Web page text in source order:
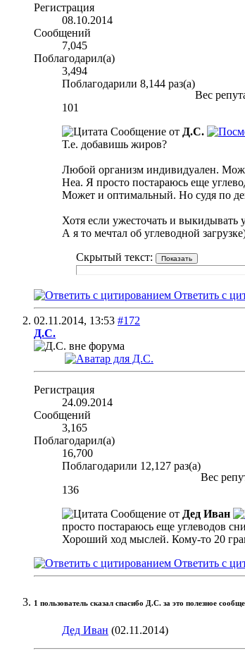
Регистрация
08.10.2014
Сообщений
7,045
Поблагодарил(а)
3,494
Поблагодарили 8,144 раз(а)
Вес
101
Сообщение от Д.С.
Т.е. добавишь жиров?
Любой организм индивидуален.
Неа. Я просто постараюсь еще
Может и оптимальный. Но судя по
Хотя если ужесточать и выкидывать
А я то мечтал об углеводной
Скрытый текст:
Ответить с
02.11.2014, 13:53 #172
Д.С.
Регистрация
24.09.2014
Сообщений
3,165
Поблагодарил(а)
16,700
Поблагодарили 12,127 раз(а)
Вес
136
Сообщение от Дед Иван
просто постараюсь еще углеводов
Хороший ход мыслей. Кому-то 20
Ответить с
1 пользователь сказал cпасибо Д.С. за это полезное
Дед Иван (02.11.2014)